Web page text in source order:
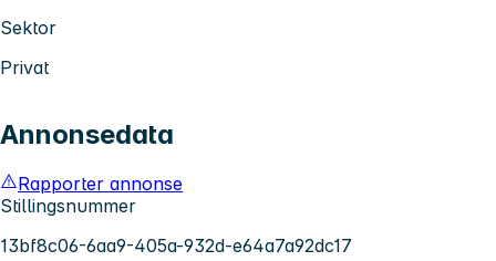
Sektor
Privat
Annonsedata
Rapporter annonse
Stillingsnummer
13bf8c06-6aa9-405a-932d-e64a7a92dc17